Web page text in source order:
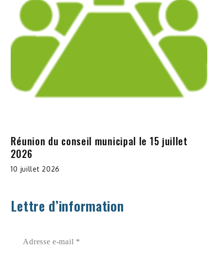
Réunion du conseil municipal le 15 juillet
2026
10 juillet 2026
Lettre d’information